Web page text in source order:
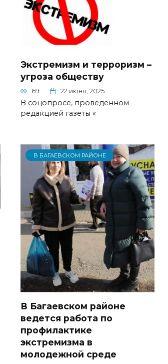
Экстремизм и терроризм –
угроза обществу
69 22 июня, 2025
В соцопросе, проведенном
редакцией газеты «
В БАГАЕВСКОМ РАЙОНЕ
В Багаевском районе
ведется работа по
профилактике
экстремизма в
молодежной среде